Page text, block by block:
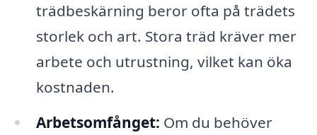
trädbeskärning beror ofta på trädets
storlek och art. Stora träd kräver mer
arbete och utrustning, vilket kan öka
kostnaden.
Arbetsomfånget: Om du behöver